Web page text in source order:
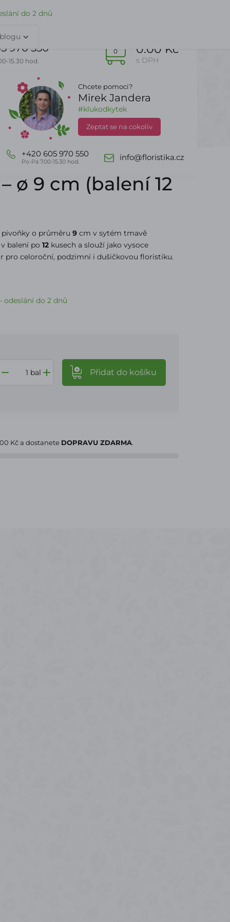
970 550
15.30 hod.
0 0.00 Kč
s DPH
Dle sezony DealZone
ø 9 cm (balení 12
o průměru 9 cm v sytém tmavě
balení po 12 kusech a slouží jako vysoce
pro celoroční, podzimní i dušičkovou floristiku.
odeslání do 2 dnů
bal Přidat do košíku
Kča dostanete DOPRAVU ZDARMA.
do 2 dnů
Chcete pomoci?
Mirek Jandera
#klukodkytek
Zeptat se na cokoliv
+420 605 970 550
Po-Pá 7.00-15.30 hod. info@floristika.cz